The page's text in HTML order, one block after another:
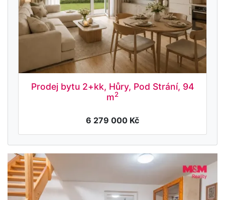
Prodej bytu 2+kk, Hůry, Pod Strání, 94
m2
6 279 000 Kč